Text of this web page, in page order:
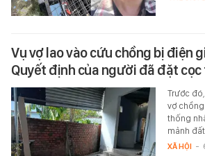
Vụ vợ lao vào cứu chồng bị điện
Quyết định của người đã đặt cọc
Trước
vợ
thống
mảnh
XÃ HỘI -